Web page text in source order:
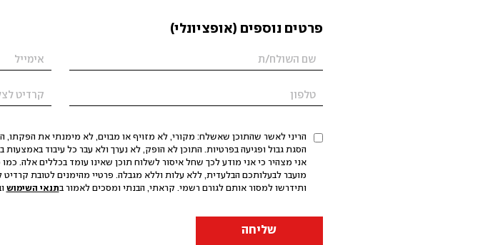
פרטים נוספים (אופציונלי)
הריני לאשר שהתוכן שאשלח: מקורי, לא מזויף או מבוים, לא מימנתי את הפקתו,
אני מצהיר כי אני מודע לכך שחל איסור לשלוח תוכן שאינו עומד בכללים אלה.
מועבר לבעלותכם הבלעדית, ללא עלות וללא מגבלה. פרטיי מהימנים לטובת
ותידרשו למסור אותם לגורם רשמי. קראתי, הבנתי ומסכים לאמור בתנאי השימוש
שליחה